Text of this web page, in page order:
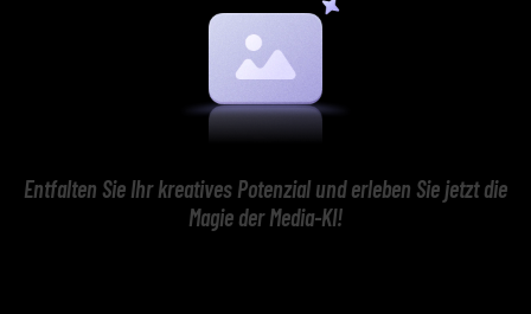
Entfalten Sie Ihr kreatives Potenzial und erleben Sie jetzt die
Magie der Media-KI!